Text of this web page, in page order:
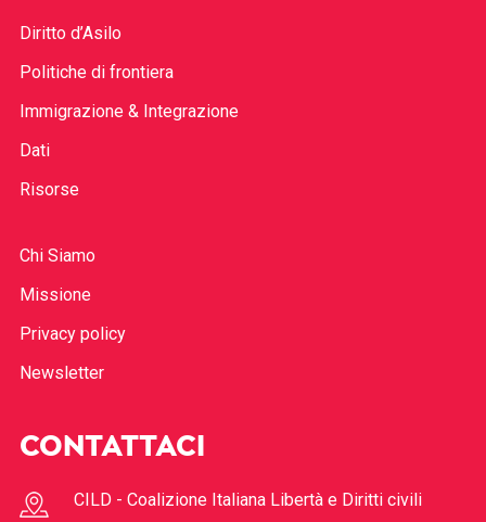
Diritto d’Asilo
Politiche di frontiera
Immigrazione & Integrazione
Dati
Risorse
Chi Siamo
Missione
Privacy policy
Newsletter
CONTATTACI
CILD - Coalizione Italiana Libertà e Diritti civili